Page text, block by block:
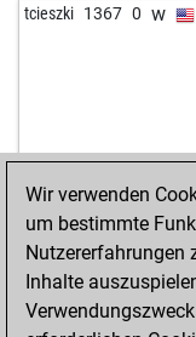
tcieszki 1367 0 w
Wir verwenden
um bestimmte
Nutzererfahrungen
Inhalte